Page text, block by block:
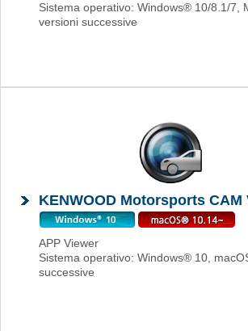
Sistema operativo: Windows® 10/8.1/7,
versioni successive
KENWOOD Motorsports CAM
APP Viewer
Sistema operativo: Windows® 10,
successive